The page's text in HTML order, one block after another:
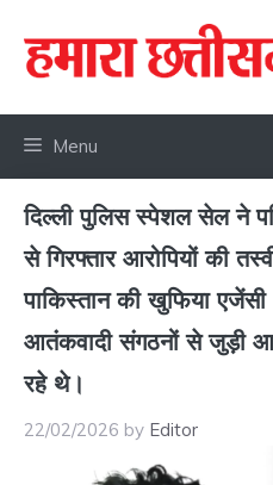
content
Menu
दिल्ली पुलिस स्पेशल सेल ने
से गिरफ्तार आरोपियों की
पाकिस्तान की खुफिया
आतंकवादी संगठनों से जुड़ी
रहे थे।
22/02/2026 by Editor